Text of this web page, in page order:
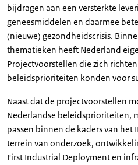
bijdragen aan een versterkte
geneesmiddelen en daarmee
(nieuwe) gezondheidscrisis.
thematieken heeft Nederland
Projectvoorstellen die zich
beleidsprioriteiten konden voor
Naast dat de projectvoorstellen
Nederlandse beleidsprioriteiten,
passen binnen de kaders van het
terrein van onderzoek,
First Industrial Deployment en